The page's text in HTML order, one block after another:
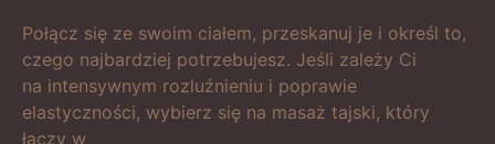
Połącz się ze swoim ciałem, przeskanuj je i określ to,
czego najbardziej potrzebujesz. Jeśli zależy Ci
na intensywnym rozluźnieniu i poprawie
elastyczności, wybierz się na masaż tajski, który
łączy w